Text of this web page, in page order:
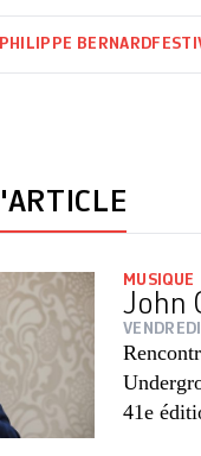
BERNARD
MUSIQUE
John
41e